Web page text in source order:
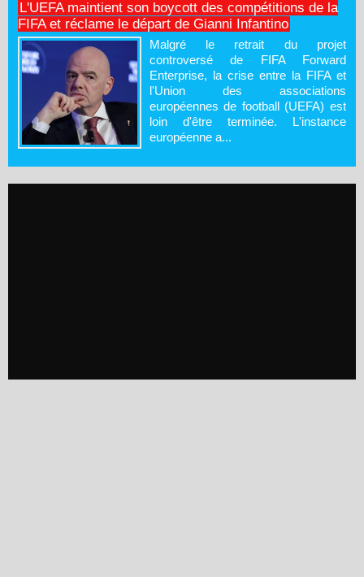
L'UEFA maintient son boycott des compétitions de la
FIFA et réclame le départ de Gianni Infantino
Malgré le retrait du projet
controversé de FIFA Forward
Enterprise, la crise entre la FIFA et
l'Union des associations
européennes de football (UEFA) est
loin d'être terminée. L'instance
européenne a...